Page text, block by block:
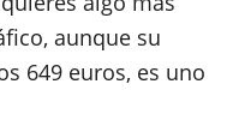
aunque su
649 euros, es uno